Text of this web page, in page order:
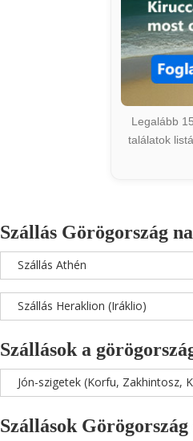
Legalább
találatok
Szállás Görögország
Szállás Athén
Szállás Heraklion (Iráklio)
Szállások a
Jón-szigetek (Korfu, Zakhintosz,
Szállások Görögország